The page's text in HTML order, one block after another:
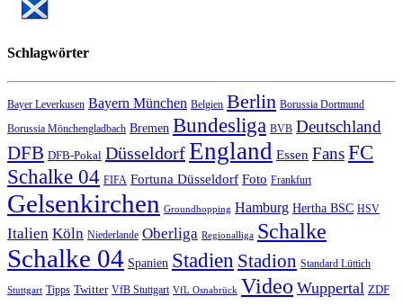
Schlagwörter
Bayer Leverkusen Bayern München Belgien Berlin Borussia Dortmund
Borussia Mönchengladbach Bremen Bundesliga BVB Deutschland
DFB DFB-Pokal DüsseldorfEngland Essen FansFC
Schalke 04 FIFA Fortuna Düsseldorf Foto Frankfurt
Gelsenkirchen Groundhopping Hamburg Hertha BSC HSV
Italien Köln Niederlande Oberliga Regionalliga Schalke
Schalke 04 Spanien Stadien Stadion Standard Lüttich
Stuttgart Tipps Twitter VfB Stuttgart VfL Osnabrück Video Wuppertal ZDF